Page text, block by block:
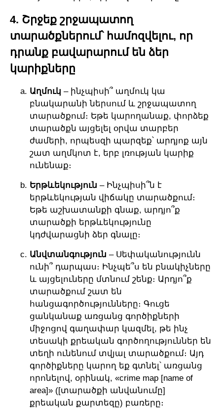
4. Շրջեք շրջապատող
տարածքներում՝ համոզվելու, որ
դրանք բավարարում են ձեր
կարիքները
Աղմուկ – ինչպիսի՞ աղմուկ կա
բնակարանի ներսում և շրջապատող
տարածքում։ Եթե կարողանաք, փորձեք
տարածքն այցելել օրվա տարբեր
ժամերի, որպեսզի պարզեք՝ արդյոք այն
շատ աղմկոտ է, երբ լռության կարիք
ունենաք։
Երթևեկություն – Ինչպիսի՞ն է
երթևեկության վիճակը տարածքում։
Եթե աշխատանքի գնաք, արդյո՞ք
տարածքի երթևեկությունը
կդժվարացնի ձեր գնալը։
Անվտանգություն – Սեփականությունն
ունի՞ դարպաս։ Ինչպե՞ս են բնակիչները
և այցելուները մտնում շենք։ Արդյո՞ք
տարածքում շատ են
հանցագործությունները։ Գուցե
ցանկանաք առցանց գործիքների
միջոցով գաղափար կազմել, թե ինչ
տեսակի քրեական գործողություններ են
տեղի ունենում տվյալ տարածքում։ Այդ
գործիքները կարող եք գտնել՝ առցանց
որոնելով, օրինակ, «crime map [name of
area]» ([տարածքի անվանումը]
քրեական քարտեզը) բառերը։